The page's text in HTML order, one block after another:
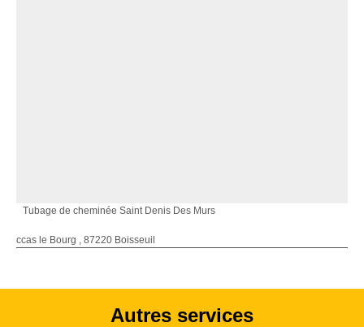
Tubage de cheminée Saint Denis Des Murs
ccas le Bourg , 87220 Boisseuil
Autres services